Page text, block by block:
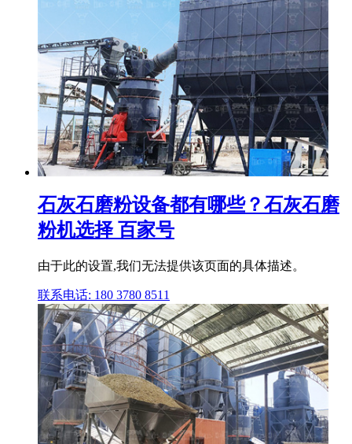
石灰石磨粉设备都有哪些？石灰石磨
粉机选择 百家号
由于此的设置,我们无法提供该页面的具体描述。
联系电话: 180 3780 8511